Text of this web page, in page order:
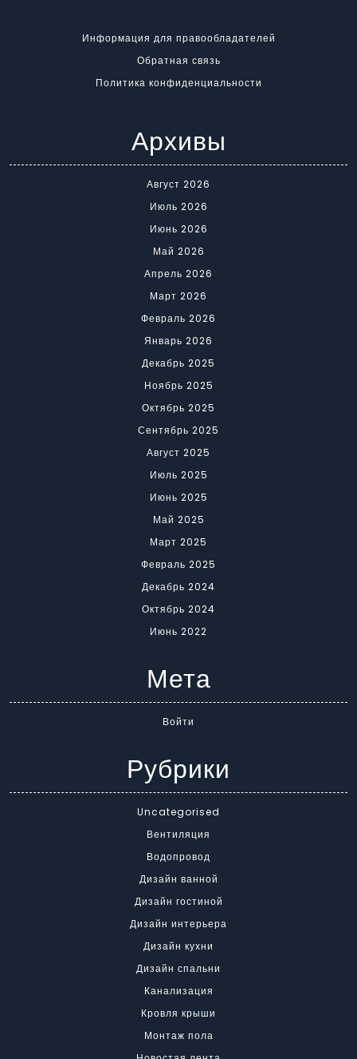
Информация для правообладателей
Обратная связь
Политика конфиденциальности
Архивы
Август 2026
Июль 2026
Июнь 2026
Май 2026
Апрель 2026
Март 2026
Февраль 2026
Январь 2026
Декабрь 2025
Ноябрь 2025
Октябрь 2025
Сентябрь 2025
Август 2025
Июль 2025
Июнь 2025
Май 2025
Март 2025
Февраль 2025
Декабрь 2024
Октябрь 2024
Июнь 2022
Мета
Войти
Рубрики
Uncategorised
Вентиляция
Водопровод
Дизайн ванной
Дизайн гостиной
Дизайн интерьера
Дизайн кухни
Дизайн спальни
Канализация
Кровля крыши
Монтаж пола